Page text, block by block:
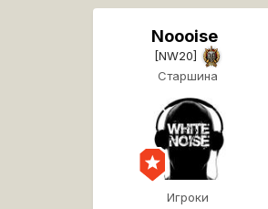
Noooise
[NW20]
Старшина
Игроки